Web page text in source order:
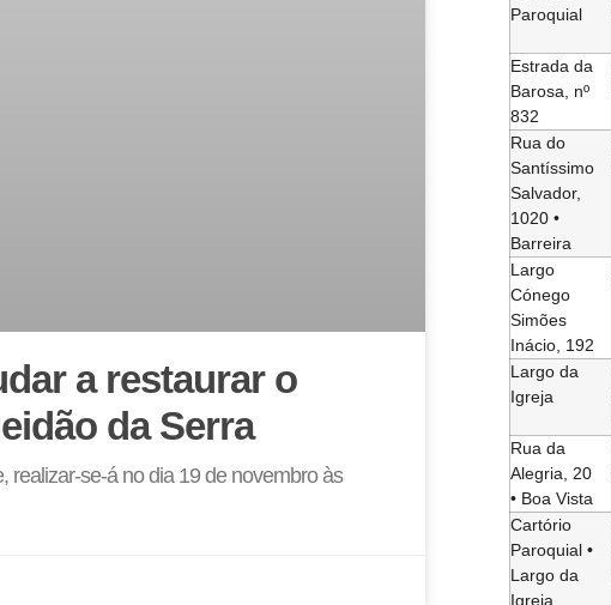
a restaurar o
da Serra
realizar-se-á no dia 19 de novembro às
Paroquial
Estrada da
Barosa, nº
832
Rua do
Santíssimo
Salvador,
1020 •
Barreira
Largo
Cónego
Simões
Inácio, 192
Largo da
Igreja
Rua da
Alegria, 20
• Boa Vista
Cartório
Paroquial •
Largo da
Igreja